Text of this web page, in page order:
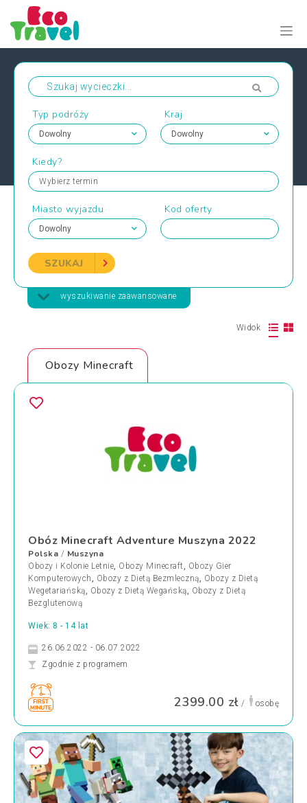
Typ podróży Kraj
Kiedy?
Wybierz termin
Miasto wyjazdu Kod oferty
SZUKAJ
wyszukiwanie zaawansowane
Widok
Obozy Minecraft
Obóz Minecraft Adventure Muszyna 2022
Polska / Muszyna
Obozy i Kolonie Letnie, Obozy Minecraft, Obozy Gier
Komputerowych , Obozy z Dietą Bezmleczną, Obozy z Dietą
Wegetariańską, Obozy z Dietą Wegańską, Obozy z Dietą
Bezglutenową
Wiek: 8 - 14 lat
26.06.2022 - 06.07.2022
Zgodnie z programem
2399.00 zł / osobę